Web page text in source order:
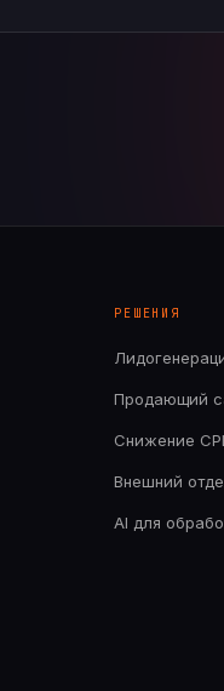
РЕШЕНИЯ
Продающий
Снижение
Внешний
AI для